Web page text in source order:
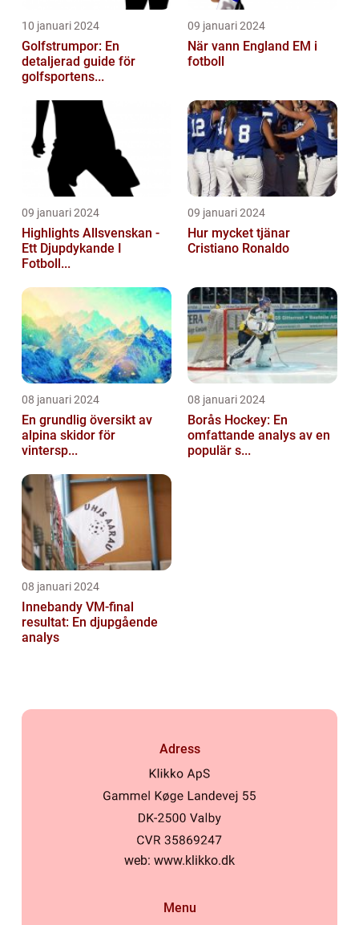
10 januari 2024
Golfstrumpor: En
detaljerad guide för
golfsportens...
09 januari 2024
När vann England EM i
fotboll
09 januari 2024
Highlights Allsvenskan -
Ett Djupdykande I
Fotboll...
09 januari 2024
Hur mycket tjänar
Cristiano Ronaldo
08 januari 2024
En grundlig översikt av
alpina skidor för
vintersp...
08 januari 2024
Borås Hockey: En
omfattande analys av en
populär s...
08 januari 2024
Innebandy VM-final
resultat: En djupgående
analys
Adress
web: www.klikko.dk
Menu